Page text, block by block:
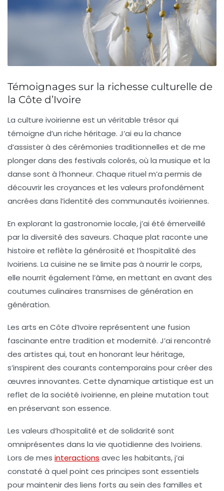
Témoignages sur la richesse culturelle de
la Côte d’Ivoire
La culture ivoirienne est un véritable trésor qui
témoigne d’un riche héritage. J’ai eu la chance
d’assister à des cérémonies traditionnelles et de me
plonger dans des festivals colorés, où la musique et la
danse sont à l’honneur. Chaque rituel m’a permis de
découvrir les croyances et les valeurs profondément
ancrées dans l’identité des communautés ivoiriennes.
En explorant la gastronomie locale, j’ai été émerveillé
par la diversité des saveurs. Chaque plat raconte une
histoire et reflète la générosité et l’hospitalité des
Ivoiriens. La cuisine ne se limite pas à nourrir le corps,
elle nourrit également l’âme, en mettant en avant des
coutumes culinaires transmises de génération en
génération.
Les arts en Côte d’Ivoire représentent une fusion
fascinante entre tradition et modernité. J’ai rencontré
des artistes qui, tout en honorant leur héritage,
s’inspirent des courants contemporains pour créer des
œuvres innovantes. Cette dynamique artistique est un
reflet de la société ivoirienne, en pleine mutation tout
en préservant son essence.
Les valeurs d’hospitalité et de solidarité sont
omniprésentes dans la vie quotidienne des Ivoiriens.
Lors de mes interactions avec les habitants, j’ai
constaté à quel point ces principes sont essentiels
pour maintenir des liens forts au sein des familles et